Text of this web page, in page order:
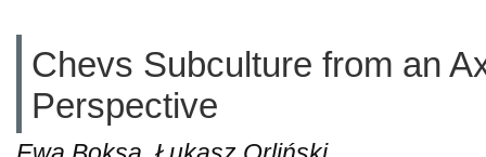
Chevs Subculture from an
Perspective